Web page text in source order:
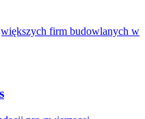
firm budowlanych w